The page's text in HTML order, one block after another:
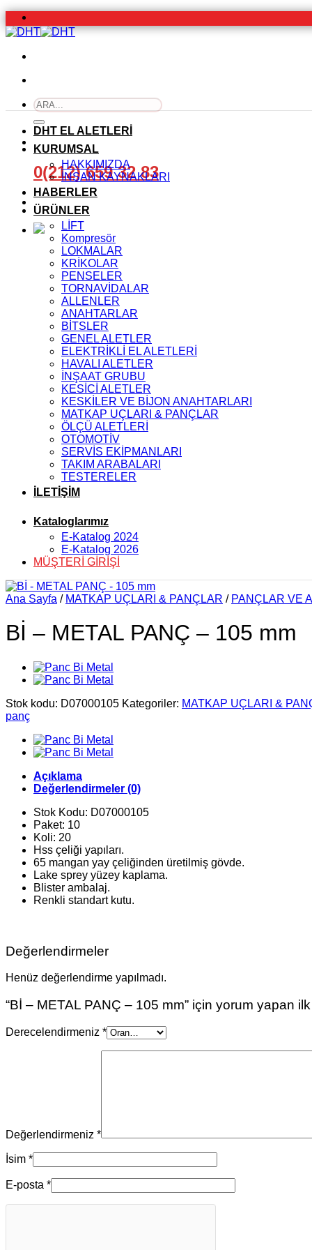
İçeriğe
atla
Ara:
0(212) 659 32 83
DHT EL ALETLERİ
KURUMSAL
HAKKIMIZDA
İNSAN KAYNAKLARI
HABERLER
ÜRÜNLER
LİFT
Kompresör
LOKMALAR
KRİKOLAR
PENSELER
TORNAVİDALAR
ALLENLER
ANAHTARLAR
BİTSLER
GENEL ALETLER
ELEKTRİKLİ EL ALETLERİ
HAVALI ALETLER
İNŞAAT GRUBU
KESİCİ ALETLER
KESKİLER VE BİJON ANAHTARLARI
MATKAP UÇLARI & PANÇLAR
ÖLÇÜ ALETLERİ
OTOMOTİV
SERVİS EKİPMANLARI
TAKIM ARABALARI
TESTERELER
İLETİŞİM
Kataloglarımız
E-Katalog 2024
E-Katalog 2026
MÜŞTERİ GİRİŞİ
Ana Sayfa / MATKAP UÇLARI & PANÇLAR / PANÇLAR VE
Bİ – METAL PANÇ – 105 mm
Stok kodu: D07000105 Kategoriler: MATKAP UÇLARI &
panç
Açıklama
Değerlendirmeler (0)
Stok Kodu: D07000105
Paket: 10
Koli: 20
Hss çeliği yapıları.
65 mangan yay çeliğinden üretilmiş gövde.
Lake sprey yüzey kaplama.
Blister ambalaj.
Renkli standart kutu.
Değerlendirmeler
Henüz değerlendirme yapılmadı.
“Bİ – METAL PANÇ – 105 mm” için yorum yapan
Derecelendirmeniz *
Değerlendirmeniz *
İsim *
E-posta *